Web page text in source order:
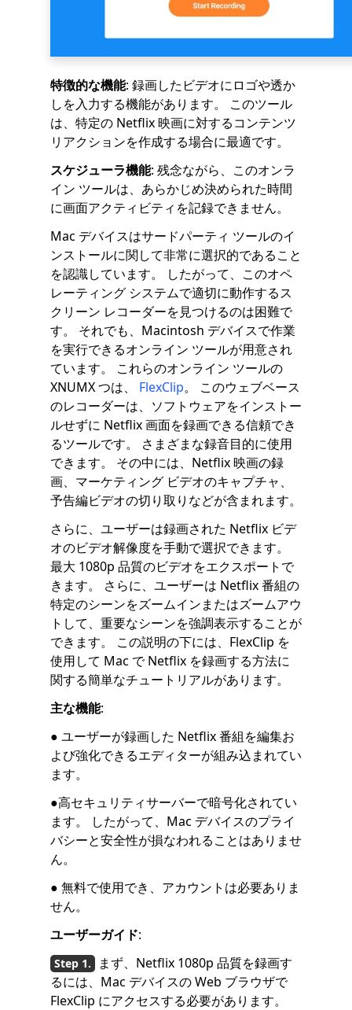
特徴的な機能: 録画したビデオにロゴや透か
しを入力する機能があります。 このツール
は、特定の Netflix 映画に対するコンテンツ
リアクションを作成する場合に最適です。
スケジューラ機能: 残念ながら、このオンラ
イン ツールは、あらかじめ決められた時間
に画面アクティビティを記録できません。
Mac デバイスはサードパーティ ツールのイ
ンストールに関して非常に選択的であること
を認識しています。 したがって、このオペ
レーティング システムで適切に動作するス
クリーン レコーダーを見つけるのは困難で
す。 それでも、Macintosh デバイスで作業
を実行できるオンライン ツールが用意され
ています。 これらのオンライン ツールの
XNUMX つは、 FlexClip。 このウェブベース
のレコーダーは、ソフトウェアをインストー
ルせずに Netflix 画面を録画できる信頼でき
るツールです。 さまざまな録音目的に使用
できます。 その中には、Netflix 映画の録
画、マーケティング ビデオのキャプチャ、
予告編ビデオの切り取りなどが含まれます。
さらに、ユーザーは録画された Netflix ビデ
オのビデオ解像度を手動で選択できます。
最大 1080p 品質のビデオをエクスポートで
きます。 さらに、ユーザーは Netflix 番組の
特定のシーンをズームインまたはズームアウ
トして、重要なシーンを強調表示することが
できます。 この説明の下には、FlexClip を
使用して Mac で Netflix を録画する方法に
関する簡単なチュートリアルがあります。
主な機能:
● ユーザーが録画した Netflix 番組を編集お
よび強化できるエディターが組み込まれてい
ます。
●高セキュリティサーバーで暗号化されてい
ます。 したがって、Mac デバイスのプライ
バシーと安全性が損なわれることはありませ
ん。
● 無料で使用でき、アカウントは必要ありま
せん。
ユーザーガイド:
まず、Netflix 1080p 品質を録画す
るには、Mac デバイスの Web ブラウザで
FlexClip にアクセスする必要があります。